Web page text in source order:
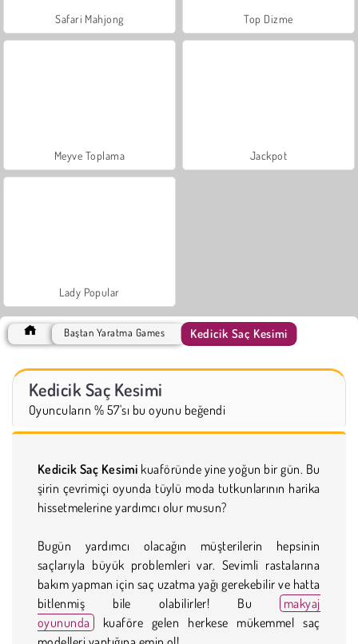
Safari Mahjong Top Dizme
Meyve Toplama Jackpot
Lady Popular
Baştan Yaratma Games Kedicik Saç Kesimi
Kedicik Saç Kesimi
Oyuncuların % 57'sı bu oyunu beğendi
Kedicik Saç Kesimi kuaföründe yine yoğun bir gün. Bu
şirin çevrimiçi oyunda tüylü moda tutkunlarının harika
hissetmelerine yardımcı olur musun?
Bugün yardımcı olacağın müşterilerin hepsinin
saçlarıyla büyük problemleri var. Sevimli rastalarına
bakım yapman için saç uzatma yağı gerekebilir ve hatta
bitlenmiş bile olabilirler! Bu
makyaj
oyununda kuaföre gelen herkese mükemmel saç